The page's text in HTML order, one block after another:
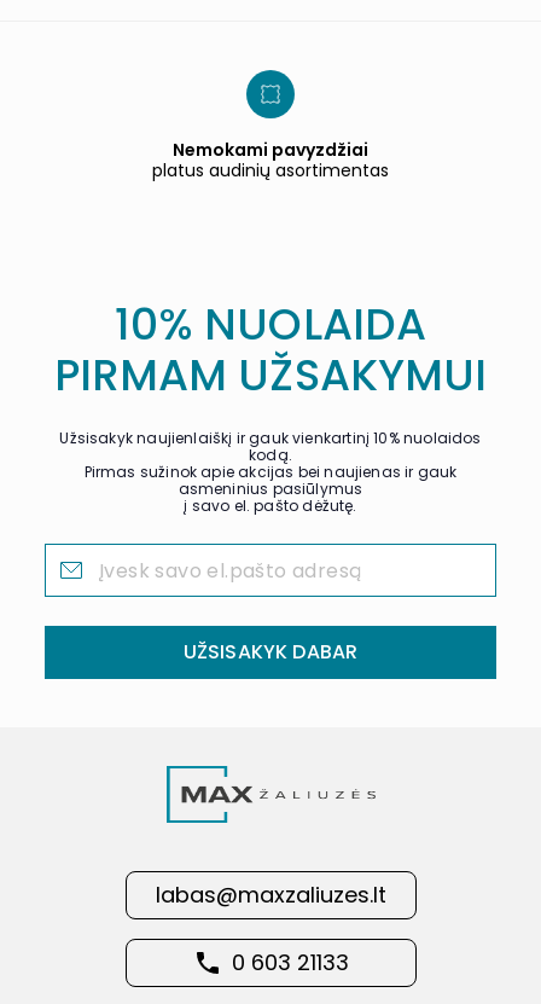
Nemokami pavyzdžiai
platus audinių asortimentas
10% NUOLAIDA
PIRMAM UŽSAKYMUI
Užsisakyk naujienlaiškį ir gauk vienkartinį 10% nuolaidos
kodą.
Pirmas sužinok apie akcijas bei naujienas ir gauk
asmeninius pasiūlymus
į savo el. pašto dėžutę.
UŽSISAKYK DABAR
labas@maxzaliuzes.lt
0 603 21133